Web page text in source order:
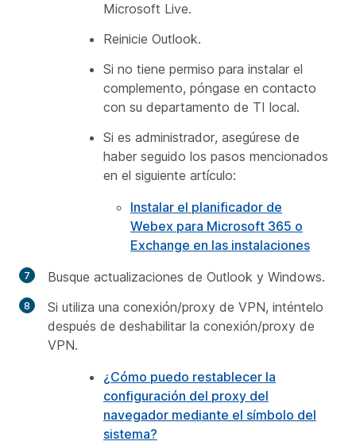
Microsoft Live.
Reinicie Outlook.
Si no tiene permiso para instalar el
complemento, póngase en contacto
con su departamento de TI local.
Si es administrador, asegúrese de
haber seguido los pasos mencionados
en el siguiente artículo:
Instalar el planificador de
Webex para Microsoft 365 o
Exchange en las instalaciones
Busque actualizaciones de Outlook y Windows.
Si utiliza una conexión/proxy de VPN, inténtelo
después de deshabilitar la conexión/proxy de
VPN.
¿Cómo puedo restablecer la
configuración del proxy del
navegador mediante el símbolo del
sistema?